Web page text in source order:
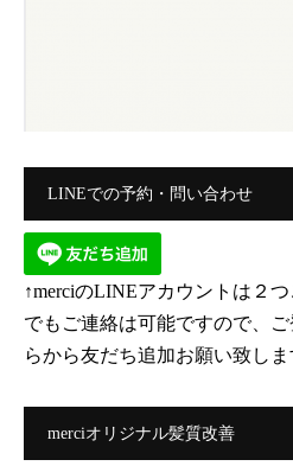
LINEでの予約・問い合わせ
↑merciのLINEアカウントは２
でもご連絡は可能ですので、
らから友だち追加お願い致しま
merciオリジナル髪質改善